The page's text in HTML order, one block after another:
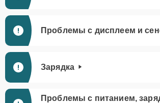
Проблемы с дисплеем и
Зарядка
Проблемы с питанием,